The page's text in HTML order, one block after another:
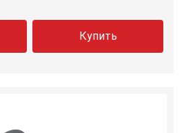
Купить